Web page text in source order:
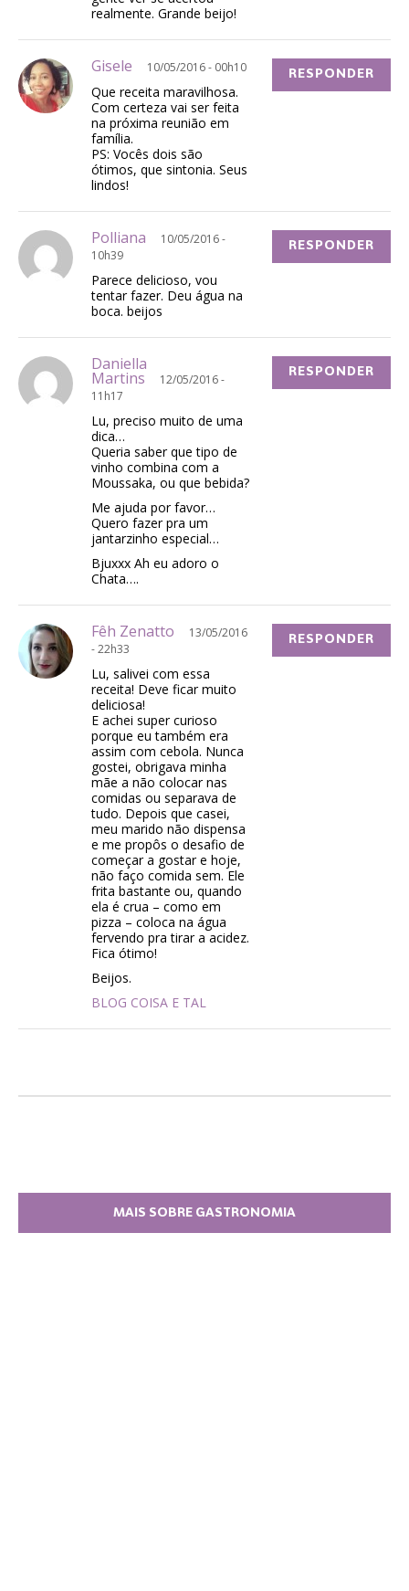
realmente. Grande beijo!
Gisele 10/05/2016 - 00h10
Que receita maravilhosa.
Com certeza vai ser feita
na próxima reunião em
família.
PS: Vocês dois são
ótimos, que sintonia. Seus
lindos!
RESPONDER
Polliana
10/05/2016 -
10h39
Parece delicioso, vou
tentar fazer. Deu água na
boca. beijos
RESPONDER
Daniella
Martins
12/05/2016 -
11h17
Lu, preciso muito de uma
dica…
Queria saber que tipo de
vinho combina com a
Moussaka, ou que bebida?
Me ajuda por favor…
Quero fazer pra um
jantarzinho especial…
Bjuxxx Ah eu adoro o
Chata….
RESPONDER
Fêh Zenatto
13/05/2016
- 22h33
Lu, salivei com essa
receita! Deve ficar muito
deliciosa!
E achei super curioso
porque eu também era
assim com cebola. Nunca
gostei, obrigava minha
mãe a não colocar nas
comidas ou separava de
tudo. Depois que casei,
meu marido não dispensa
e me propôs o desafio de
começar a gostar e hoje,
não faço comida sem. Ele
frita bastante ou, quando
ela é crua – como em
pizza – coloca na água
fervendo pra tirar a acidez.
Fica ótimo!
Beijos.
BLOG COISA E TAL
RESPONDER
MAIS SOBRE GASTRONOMIA